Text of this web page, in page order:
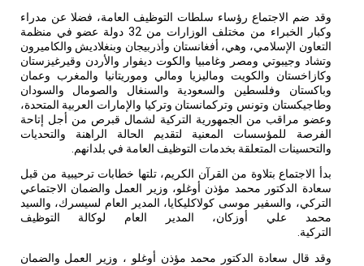
وقد ضم الاجتماع رؤساء سلطات التوظيف العامة، فضلا عن مدراء
وكبار الخبراء من مختلف الوزارات من 32 دولة عضو في منظمة
التعاون الإسلامي، وهي، أفغانستان وأذربيجان وبنغلاديش والكاميرون
وتشاد وجيبوتي ومصر وغامبيا والكوت ديفوار والأردن وقيرغيزستان
وكازاخستان والكويت وماليزيا ومالي وموريتانيا والمغرب وعمان
وباكستان وفلسطين والسعودية والسنغال والصومال والسودان
وطاجيكستان وتونس وتركمانستان وتركيا والإمارات العربية المتحدة،
وعضو مراقب من الجمهورية التركية لشمال قبرص من أجل إتاحة
الفرصة للمؤسسات المعنية لتقديم الحالة الراهنة والتحديات
والتحسينات المتعلقة بخدمات التوظيف العامة في بلدانهم.
بدأ الاجتماع بتلاوة من القرآن الكريم، تلتها خطابات ترحيبية من قبل
سعادة الدكتور محمد مؤذن أوغلو، وزير العمل والضمان الاجتماعي
التركي، والسفير موسى كولاكليكايا، المدير العام لسيسرك، والسيد
محمد علي أوزكان، المدير العام لوكالة التوظيف
التركية.
وقد قال سعادة الدكتور محمد مؤذن أوغلو ، وزير العمل والضمان